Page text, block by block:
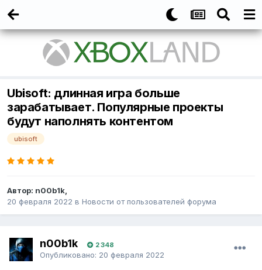
Ubisoft: длинная игра больше
зарабатывает. Популярные проекты
будут наполнять контентом
ubisoft
Автор: n00b1k,
20 февраля 2022 в Новости от пользователей форума
n00b1k 2 348
Опубликовано: 20 февраля 2022